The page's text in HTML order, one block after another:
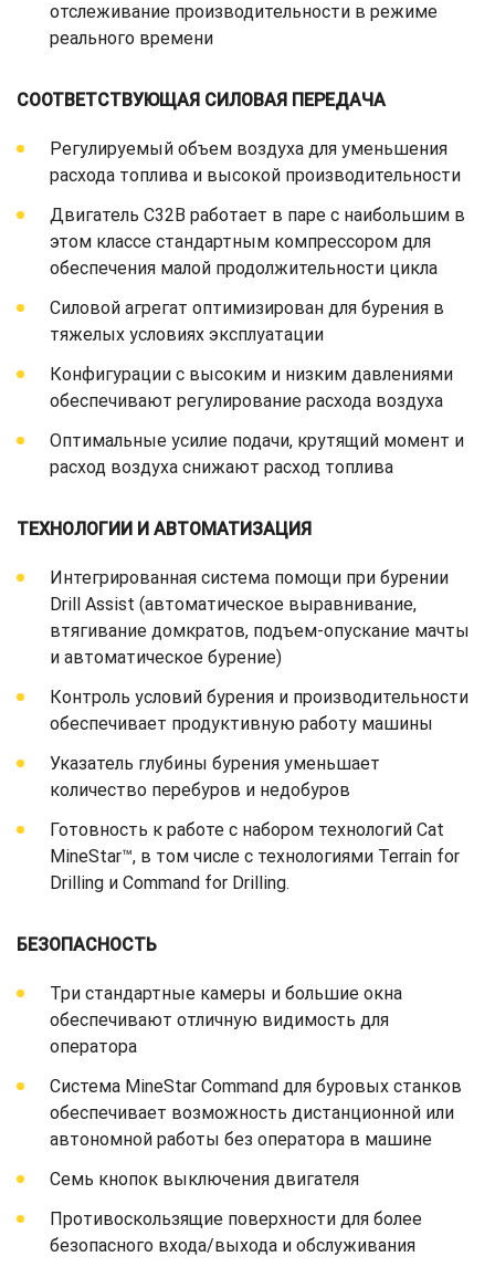
отслеживание производительности в режиме
реального времени
СООТВЕТСТВУЮЩАЯ СИЛОВАЯ ПЕРЕДАЧА
Регулируемый объем воздуха для уменьшения
расхода топлива и высокой производительности
Двигатель C32B работает в паре с наибольшим в
этом классе стандартным компрессором для
обеспечения малой продолжительности цикла
Силовой агрегат оптимизирован для бурения в
тяжелых условиях эксплуатации
Конфигурации с высоким и низким давлениями
обеспечивают регулирование расхода воздуха
Оптимальные усилие подачи, крутящий момент и
расход воздуха снижают расход топлива
ТЕХНОЛОГИИ И АВТОМАТИЗАЦИЯ
Интегрированная система помощи при бурении
Drill Assist (автоматическое выравнивание,
втягивание домкратов, подъем-опускание мачты
и автоматическое бурение)
Контроль условий бурения и производительности
обеспечивает продуктивную работу машины
Указатель глубины бурения уменьшает
количество перебуров и недобуров
Готовность к работе с набором технологий Cat
MineStar™, в том числе с технологиями Terrain for
Drilling и Command for Drilling.
БЕЗОПАСНОСТЬ
Три стандартные камеры и большие окна
обеспечивают отличную видимость для
оператора
Система MineStar Command для буровых станков
обеспечивает возможность дистанционной или
автономной работы без оператора в машине
Семь кнопок выключения двигателя
Противоскользящие поверхности для более
безопасного входа/выхода и обслуживания